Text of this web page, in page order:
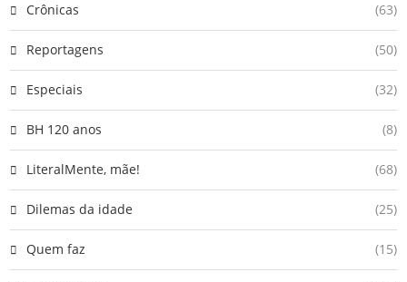
Crônicas (63)
Reportagens (50)
Especiais (32)
BH 120 anos (8)
LiteralMente, mãe! (68)
Dilemas da idade (25)
Quem faz (15)